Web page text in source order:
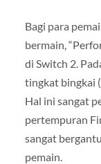
Bagi para
bermain,
di Switch 2.
tingkat bingkai (
Hal ini sangat
pertempuran
sangat
pemain.